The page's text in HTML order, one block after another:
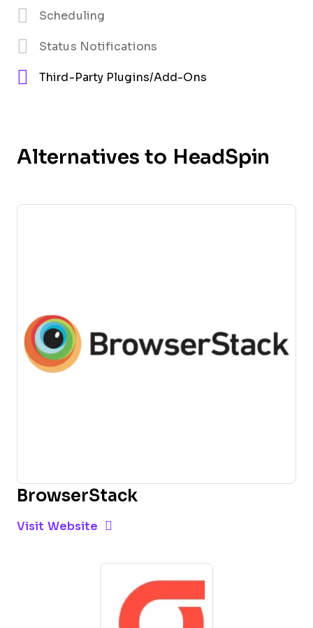
Scheduling
Status Notifications
Third-Party Plugins/Add-Ons
Alternatives to HeadSpin
BrowserStack
Visit Website Opens New Window